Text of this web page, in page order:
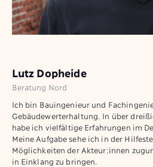
Lutz Dopheide
Beratung Nord
Ich bin Bauingenieur und
Gebäudewerterhaltung. In über
habe ich vielfältige Erfahrungen im
Meine Aufgabe sehe ich in der
Möglichkeiten der Akteur:innen
in Einklang zu bringen.